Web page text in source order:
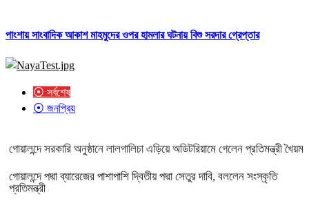
পাংশায় সাংবাদিক আকাশ মাহমুদের ওপর হামলার ঘটনায় বিশু সরদার গ্রেপ্তার
⦿ সর্বশেষ
⦿ জনপ্রিয়
গোয়ালন্দে সরকারি অনুষ্ঠানে লালগালিচা এড়িয়ে অডিটরিয়ামে গেলেন প্রতিমন্ত্রী খৈয়ম
গোয়ালন্দে পদ্মা ব্যারেজের পাশাপাশি দ্বিতীয় পদ্মা সেতুর দাবি, বললেন সংস্কৃতি
প্রতিমন্ত্রী